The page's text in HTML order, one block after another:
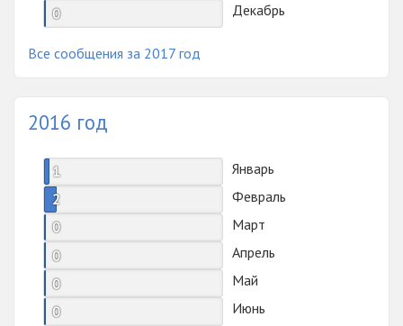
0
Декабрь
Все сообщения за 2017 год
2016 год
1
Январь
2
Февраль
0
Март
0
Апрель
0
Май
0
Июнь